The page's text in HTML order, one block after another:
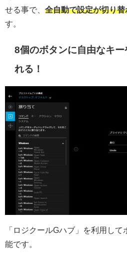
せる事で、 全自動で設定が切り
す。
8個のボタンに自由なキ
れる！
「ロジクールGハブ」を利用し
能です。